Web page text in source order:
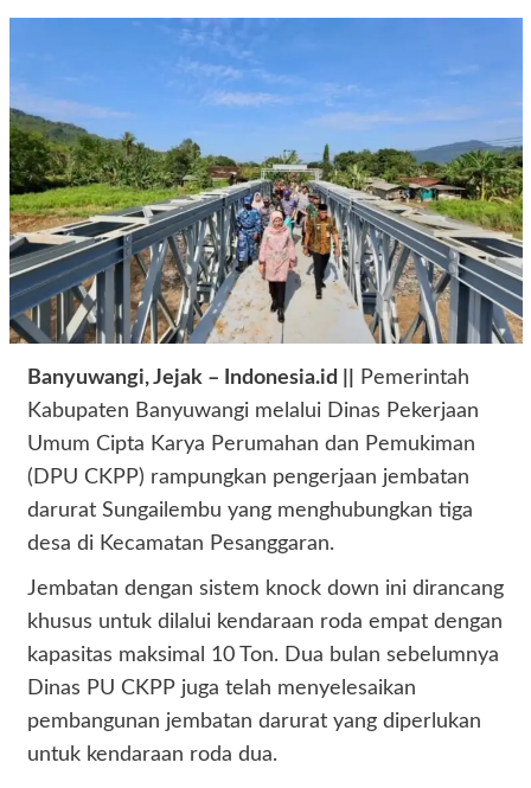
Banyuwangi, Jejak – Indonesia.id ||
Pemerintah
Kabupaten Banyuwangi melalui Dinas Pekerjaan
Umum Cipta Karya Perumahan dan Pemukiman
(DPU CKPP) rampungkan pengerjaan jembatan
darurat Sungailembu yang menghubungkan tiga
desa di Kecamatan Pesanggaran.
Jembatan dengan sistem knock down ini dirancang
khusus untuk dilalui kendaraan roda empat dengan
kapasitas maksimal 10 Ton. Dua bulan sebelumnya
Dinas PU CKPP juga telah menyelesaikan
pembangunan jembatan darurat yang diperlukan
untuk kendaraan roda dua.